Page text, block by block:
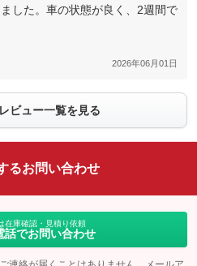
した。車の状態が良く、2週間で
2026年06月01日
ビュー一覧を見る
るお問い合わせ
在庫確認・見積り依頼
話でお問い合わせ